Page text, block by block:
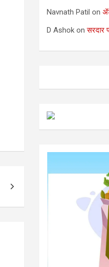
Navnath Patil on
D Ashok onसरदार